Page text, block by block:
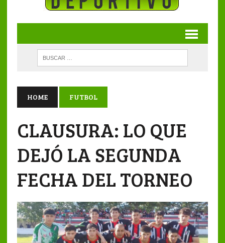
HOME FUTBOL
CLAUSURA: LO QUE
DEJÓ LA SEGUNDA
FECHA DEL TORNEO